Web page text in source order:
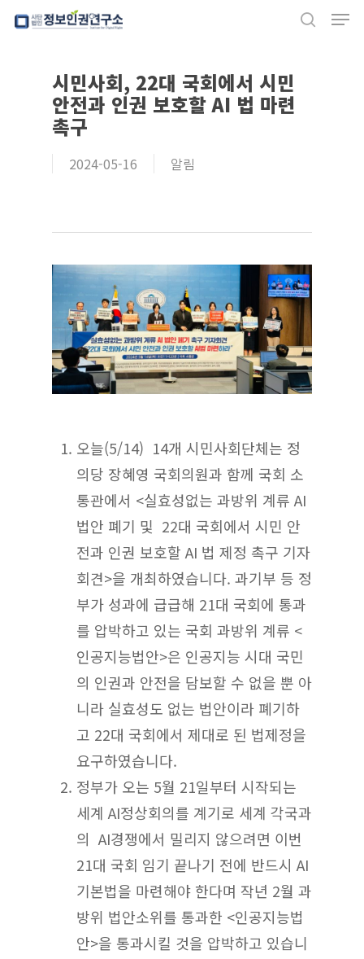
Skip
content시민사회, 22대 국회에서 시민
안전과 인권 보호할 AI 법 마련
촉구
2024-05-16 알림
오늘(5/14) 14개 시민사회단체는 정
의당 장혜영 국회의원과 함께 국회 소
통관에서 <실효성없는 과방위 계류 AI
법안 폐기 및 22대 국회에서 시민 안
전과 인권 보호할 AI 법 제정 촉구 기자
회견>을 개최하였습니다. 과기부 등 정
부가 성과에 급급해 21대 국회에 통과
를 압박하고 있는 국회 과방위 계류 <
인공지능법안>은 인공지능 시대 국민
의 인권과 안전을 담보할 수 없을 뿐 아
니라 실효성도 없는 법안이라 폐기하
고 22대 국회에서 제대로 된 법제정을
요구하였습니다.
정부가 오는 5월 21일부터 시작되는
세계 AI정상회의를 계기로 세계 각국과
의 AI경쟁에서 밀리지 않으려면 이번
21대 국회 임기 끝나기 전에 반드시 AI
기본법을 마련해야 한다며 작년 2월 과
방위 법안소위를 통과한 <인공지능법
안>을 통과시킬 것을 압박하고 있습니